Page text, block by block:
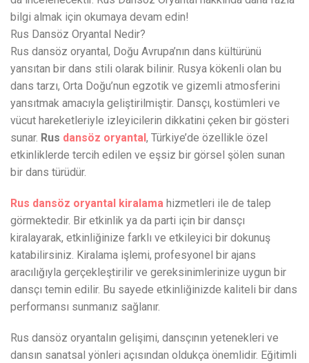
bilgi almak için okumaya devam edin!
Rus Dansöz Oryantal Nedir?
Rus dansöz oryantal, Doğu Avrupa’nın dans kültürünü
yansıtan bir dans stili olarak bilinir. Rusya kökenli olan bu
dans tarzı, Orta Doğu’nun egzotik ve gizemli atmosferini
yansıtmak amacıyla geliştirilmiştir. Dansçı, kostümleri ve
vücut hareketleriyle izleyicilerin dikkatini çeken bir gösteri
sunar. Rus dansöz oryantal , Türkiye’de özellikle özel
etkinliklerde tercih edilen ve eşsiz bir görsel şölen sunan
bir dans türüdür.
Rus dansöz oryantal kiralama hizmetleri ile de talep
görmektedir. Bir etkinlik ya da parti için bir dansçı
kiralayarak, etkinliğinize farklı ve etkileyici bir dokunuş
katabilirsiniz. Kiralama işlemi, profesyonel bir ajans
aracılığıyla gerçekleştirilir ve gereksinimlerinize uygun bir
dansçı temin edilir. Bu sayede etkinliğinizde kaliteli bir dans
performansı sunmanız sağlanır.
Rus dansöz oryantalın gelişimi, dansçının yetenekleri ve
dansın sanatsal yönleri açısından oldukça önemlidir. Eğitimli